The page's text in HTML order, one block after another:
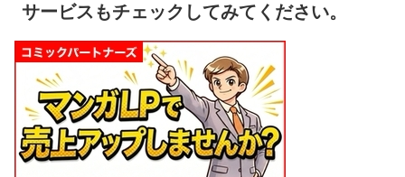
サービスもチェックしてみてください。